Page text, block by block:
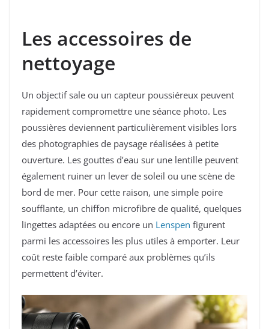
Les accessoires de
nettoyage
Un objectif sale ou un capteur poussiéreux peuvent
rapidement compromettre une séance photo. Les
poussières deviennent particulièrement visibles lors
des photographies de paysage réalisées à petite
ouverture. Les gouttes d’eau sur une lentille peuvent
également ruiner un lever de soleil ou une scène de
bord de mer. Pour cette raison, une simple poire
soufflante, un chiffon microfibre de qualité, quelques
lingettes adaptées ou encore un Lenspen figurent
parmi les accessoires les plus utiles à emporter. Leur
coût reste faible comparé aux problèmes qu’ils
permettent d’éviter.